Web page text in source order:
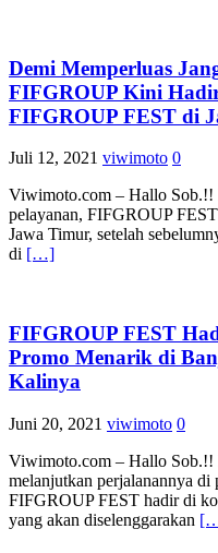
Demi Memperluas
FIFGROUP Kini
FIFGROUP FEST di
Juli 12, 2021 viwimoto 0
Viwimoto.com – Hallo Sob.!!
pelayanan, FIFGROUP
Jawa Timur, setelah
di […]
FIFGROUP FEST
Promo Menarik di
Kalinya
Juni 20, 2021 viwimoto 0
Viwimoto.com – Hallo
melanjutkan perjalanannya
FIFGROUP FEST hadir di
yang akan diselenggarakan